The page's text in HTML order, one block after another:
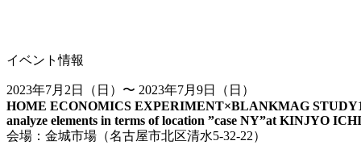
イベント情報
2023年7月2日（日）〜 2023年7月9日（日）
HOME ECONOMICS EXPERIMENT×BLANKMAG
analyze elements in terms of location ”case NY”at KINJYO
会場：金城市場（名古屋市北区清水5-32-22）